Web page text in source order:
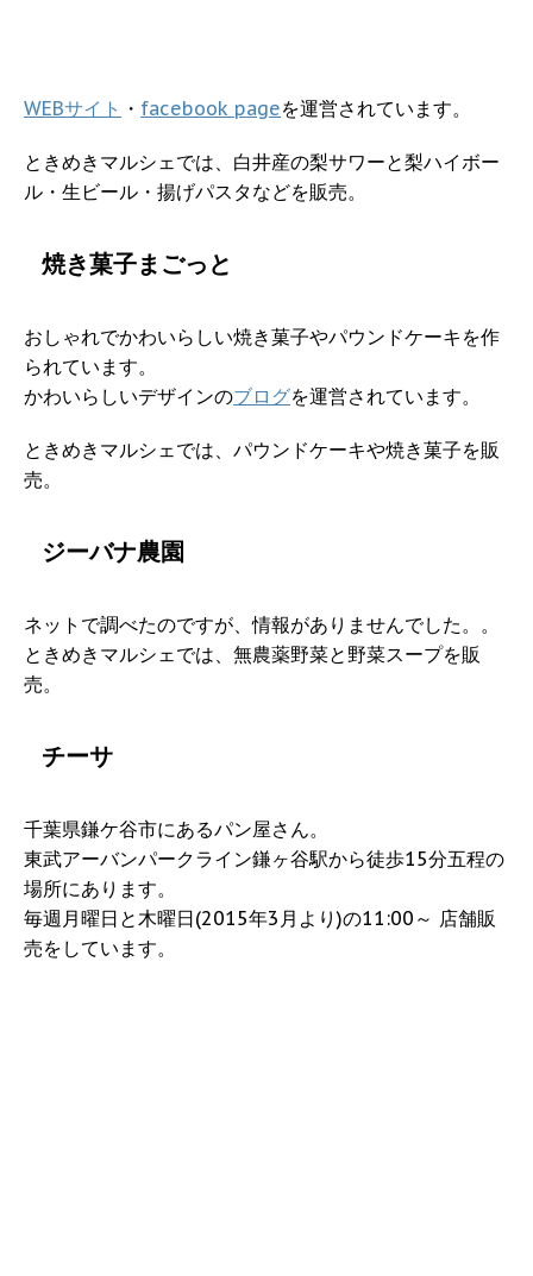
WEBサイト ・ facebook pageを運営されています。
ときめきマルシェでは、白井産の梨サワーと梨ハイボー
ル・生ビール・揚げパスタなどを販売。
焼き菓子まごっと
おしゃれでかわいらしい焼き菓子やパウンドケーキを作
られています。
かわいらしいデザインのブログを運営されています。
ときめきマルシェでは、パウンドケーキや焼き菓子を販
売。
ジーバナ農園
ネットで調べたのですが、情報がありませんでした。。
ときめきマルシェでは、無農薬野菜と野菜スープを販
売。
チーサ
千葉県鎌ケ谷市にあるパン屋さん。
東武アーバンパークライン鎌ヶ谷駅から徒歩15分五程の
場所にあります。
毎週月曜日と木曜日(2015年3月より)の11:00～ 店舗販
売をしています。